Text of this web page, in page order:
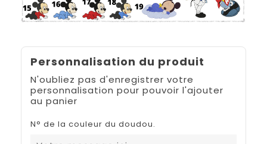
Personnalisation du produit
N'oubliez pas d'enregistrer votre
personnalisation pour pouvoir l'ajouter
au panier
N° de la couleur du doudou.